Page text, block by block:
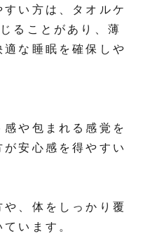
い方は、タオルケ
ることがあり、薄
な睡眠を確保しや
や包まれる感覚を
安心感を得やすい
、体をしっかり覆
います。